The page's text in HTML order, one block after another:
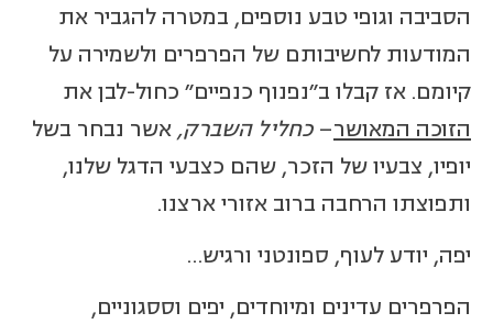
הסביבה וגופי טבע נוספים, במטרה להגביר את
המודעות לחשיבותם של הפרפרים ולשמירה על
קיומם. אז קבלו ב"נפנוף כנפיים" כחול-לבן את
הזוכה המאושר–כחליל השברק,אשר נבחר בשל
יופיו, צבעיו של הזכר, שהם כצבעי הדגל שלנו,
ותפוצתו הרחבה ברוב אזורי ארצנו.
יפה, יודע לעוף, ספונטני ורגיש…
הפרפרים עדינים ומיוחדים, יפים וססגוניים,